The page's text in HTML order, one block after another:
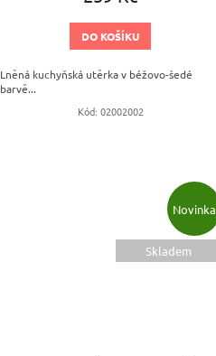
DO KOŠÍKU
Lněná kuchyňská utěrka v béžovo-šedé
barvě...
Kód: 02002002
Novinka
Skladem